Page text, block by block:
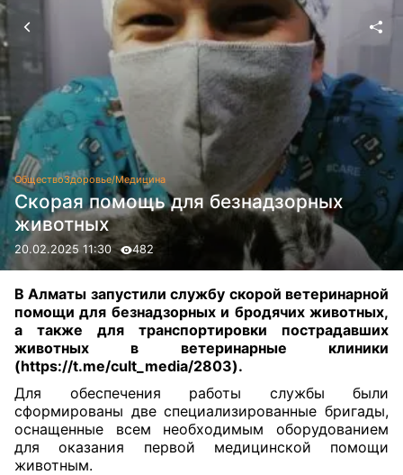
ОбществоЗдоровье/Медицина
Скорая помощь для безнадзорных
животных
20.02.2025 11:30 482
В Алматы запустили службу скорой ветеринарной
помощи для безнадзорных и бродячих животных,
а также для транспортировки пострадавших
животных в ветеринарные клиники
(https://t.me/cult_media/2803).
Для обеспечения работы службы были
сформированы две специализированные бригады,
оснащенные всем необходимым оборудованием
для оказания первой медицинской помощи
животным.